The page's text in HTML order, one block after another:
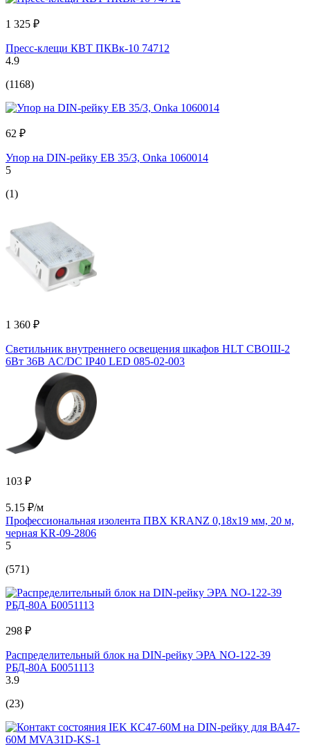
1 325 ₽
Пресс-клещи КВТ ПКВк-10 74712
4.9
(1168)
62 ₽
Упор на DIN-рейку EB 35/3, Onka 1060014
5
(1)
1 360 ₽
Светильник внутреннего освещения шкафов HLT СВОШ-2
6Вт 36В AC/DC IP40 LED 085-02-003
103 ₽
5.15 ₽/м
Профессиональная изолента ПВХ KRANZ 0,18х19 мм, 20 м,
черная KR-09-2806
5
(571)
298 ₽
Распределительный блок на DIN-рейку ЭРА NO-122-39
РБД-80А Б0051113
3.9
(23)